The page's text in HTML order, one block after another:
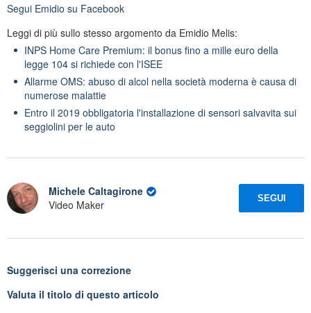
Segui Emidio su Facebook
Leggi di più sullo stesso argomento da Emidio Melis:
INPS Home Care Premium: il bonus fino a mille euro della
legge 104 si richiede con l'ISEE
Allarme OMS: abuso di alcol nella società moderna è causa di
numerose malattie
Entro il 2019 obbligatoria l'installazione di sensori salvavita sui
seggiolini per le auto
Michele Caltagirone
Video Maker
SEGUI
Suggerisci una correzione
Valuta il titolo di questo articolo